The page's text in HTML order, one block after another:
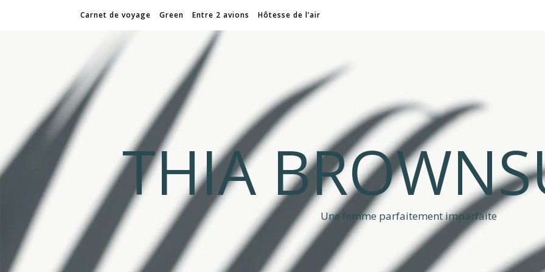
Carnet de voyage Green Entre 2 avions Hôtesse de l’air
THIA
Une femme parfaitement imparfaite